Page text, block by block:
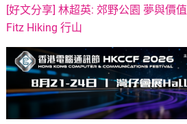
[好文分享] 林超英: 郊野公園 夢與價值
Fitz Hiking 行山